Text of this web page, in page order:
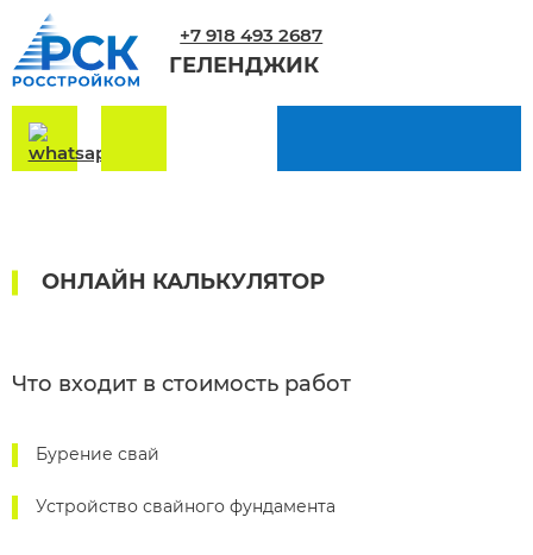
+7 918 493 2687
ГЕЛЕНДЖИК
ОНЛАЙН КАЛЬКУЛЯТОР
Что входит в стоимость работ
Бурение свай
Устройство свайного фундамента